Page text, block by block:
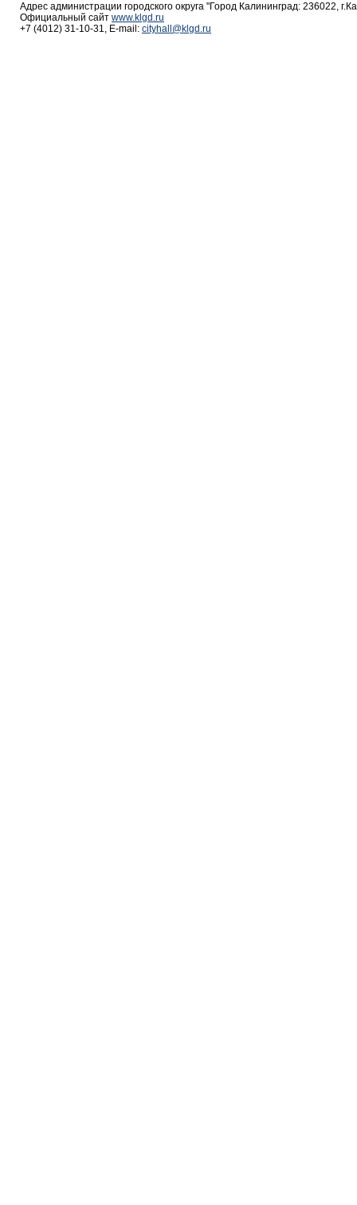
Адрес администрации городского округа "Город Калининград: 236022,
Официальный сайт www.klgd.ru
+7 (4012) 31-10-31, E-mail: cityhall@klgd.ru